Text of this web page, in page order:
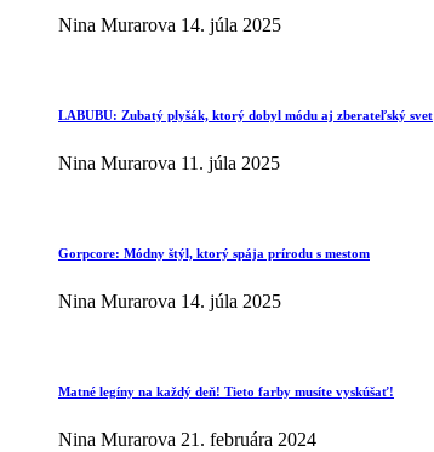
Nina Murarova 14. júla 2025
LABUBU: Zubatý plyšák, ktorý dobyl módu aj zberateľský svet
Nina Murarova 11. júla 2025
Gorpcore: Módny štýl, ktorý spája prírodu s mestom
Nina Murarova 14. júla 2025
Matné legíny na každý deň! Tieto farby musíte vyskúšať!
Nina Murarova 21. februára 2024